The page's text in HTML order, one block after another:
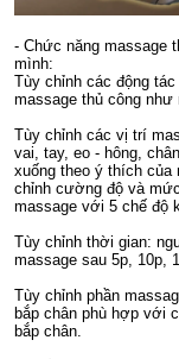
- Chức năng massage
mình:
Tùy chỉnh các động
massage thủ công
Tùy chỉnh các vị trí
vai, tay, eo - hông,
xuống theo ý thích
chỉnh cường độ và
massage với 5 chế độ
Tùy chỉnh thời gian:
massage sau 5p, 10p,
Tùy chỉnh phần
bắp chân phù hợp với
bắp chân.